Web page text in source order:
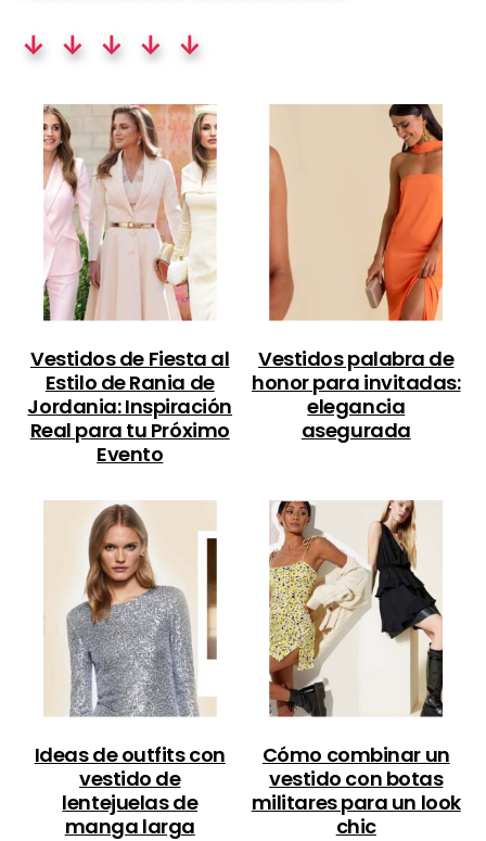
↓ ↓ ↓ ↓ ↓
Vestidos de Fiesta al
Estilo de Rania de
Jordania: Inspiración
Real para tu Próximo
Evento
Vestidos palabra de
honor para invitadas:
elegancia
asegurada
Ideas de outfits con
vestido de
lentejuelas de
manga larga
Cómo combinar un
vestido con botas
militares para un look
chic